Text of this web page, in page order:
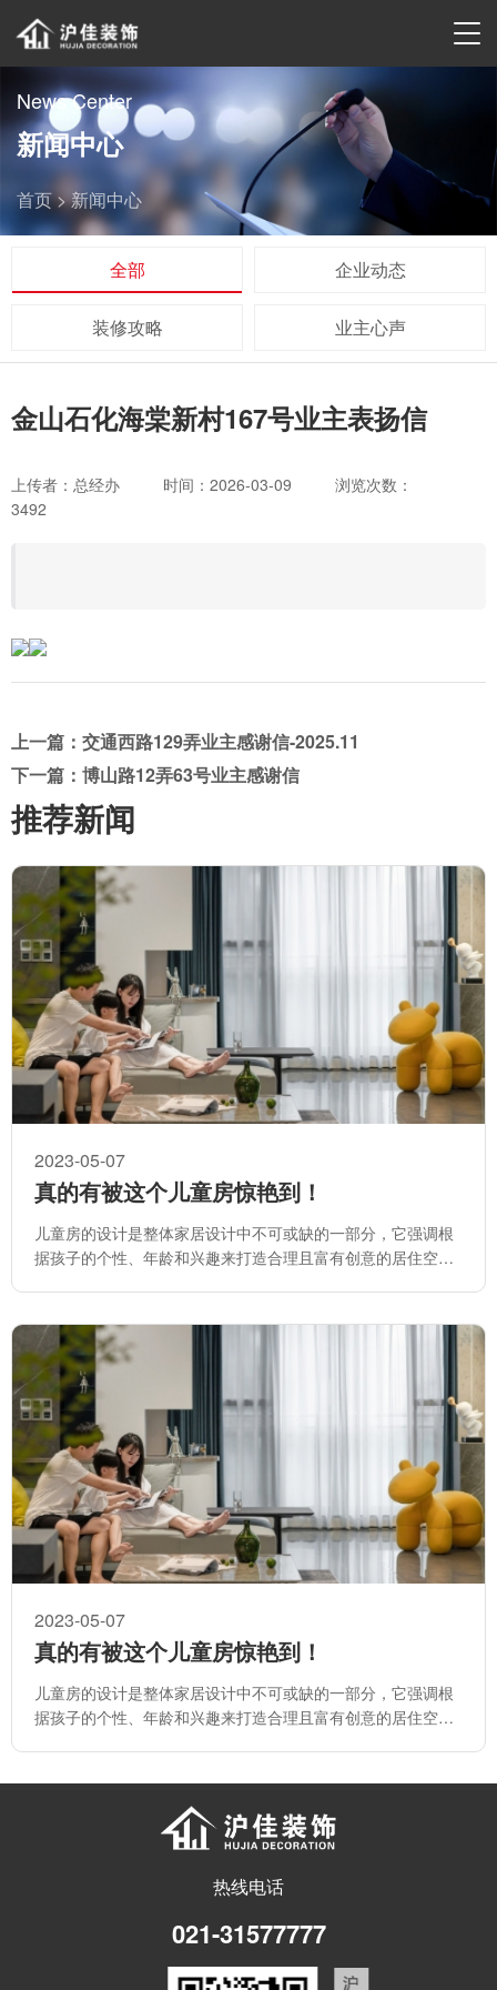
News Center
新闻中心
首页 >新闻中心
全部 企业动态
装修攻略 业主心声
金山石化海棠新村167号业主表扬信
上传者：总经办 时间：2026-03-09
浏览次数：
3492
上一篇：交通西路129弄业主感谢信-2025.11
下一篇：博山路12弄63号业主感谢信
推荐新闻
2023-05-07
真的有被这个儿童房惊艳到！
儿童房的设计是整体家居设计中不可或缺的一部分，它强调根
据孩子的个性、年龄和兴趣来打造合理且富有创意的居住空
2023-05-07
真的有被这个儿童房惊艳到！
儿童房的设计是整体家居设计中不可或缺的一部分，它强调根
据孩子的个性、年龄和兴趣来打造合理且富有创意的居住空
热线电话
021-31577777